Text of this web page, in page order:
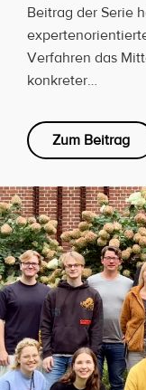
Beitrag der Serie
Verfahren das
konkreter…
Zum Beitrag